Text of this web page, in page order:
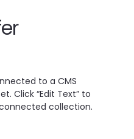
to a CMS
Click “Edit Text” to
collection.